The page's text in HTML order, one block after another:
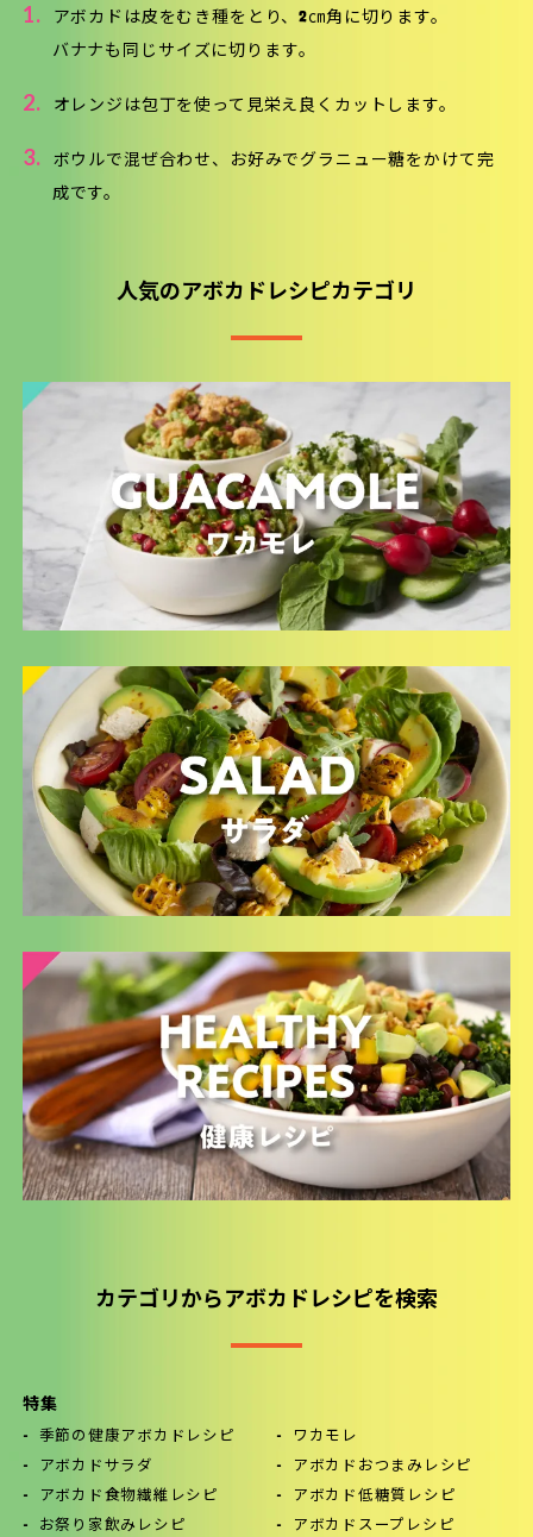
1.
アボカドは皮をむき種をとり、2㎝角に切ります。
バナナも同じサイズに切ります。
2. オレンジは包丁を使って見栄え良くカットします。
3.
ボウルで混ぜ合わせ、お好みでグラニュー糖をかけて完
成です。
人気のアボカドレシピカテゴリ
カテゴリからアボカドレシピを検索
特集
季節の健康アボカドレシピ ワカモレ
アボカドサラダ アボカドおつまみレシピ
アボカド食物繊維レシピ アボカド低糖質レシピ
お祭り家飲みレシピ アボカドスープレシピ